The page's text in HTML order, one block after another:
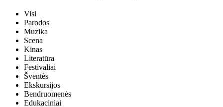
Visi
Parodos
Muzika
Scena
Kinas
Literatūra
Festivaliai
Šventės
Ekskursijos
Bendruomenės
Edukaciniai